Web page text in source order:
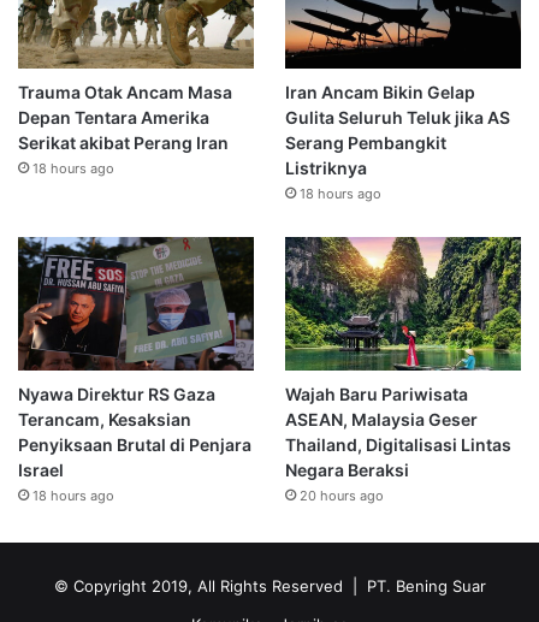
Trauma Otak Ancam Masa
Depan Tentara Amerika
Serikat akibat Perang Iran
18 hours ago
Iran Ancam Bikin Gelap
Gulita Seluruh Teluk jika AS
Serang Pembangkit
Listriknya
18 hours ago
Nyawa Direktur RS Gaza
Terancam, Kesaksian
Penyiksaan Brutal di Penjara
Israel
18 hours ago
Wajah Baru Pariwisata
ASEAN, Malaysia Geser
Thailand, Digitalisasi Lintas
Negara Beraksi
20 hours ago
© Copyright 2019, All Rights Reserved | PT. Bening Suar